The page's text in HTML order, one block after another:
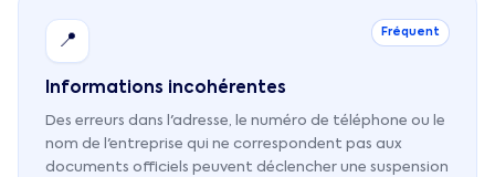
📍 Fréquent
Informations incohérentes
Des erreurs dans l'adresse, le numéro de téléphone ou le
nom de l'entreprise qui ne correspondent pas aux
documents officiels peuvent déclencher une suspension